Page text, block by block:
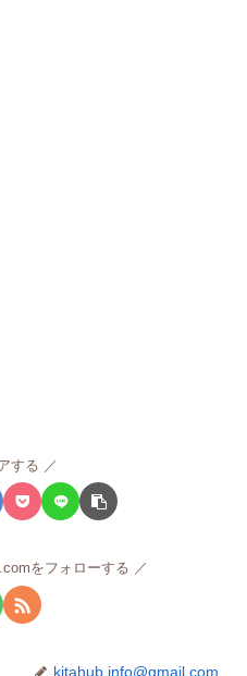
する
をフォローする
kitahub.info@gmail.com